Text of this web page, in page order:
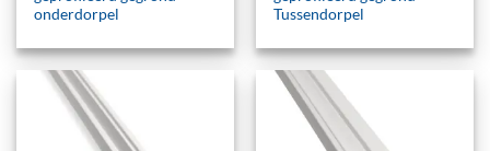
onderdorpel
Tussendorpel